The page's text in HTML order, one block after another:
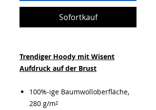
Sofortkauf
Trendiger Hoody mit Wisent
Aufdruck auf der Brust
100%-ige Baumwolloberfläche,
280 g/m²